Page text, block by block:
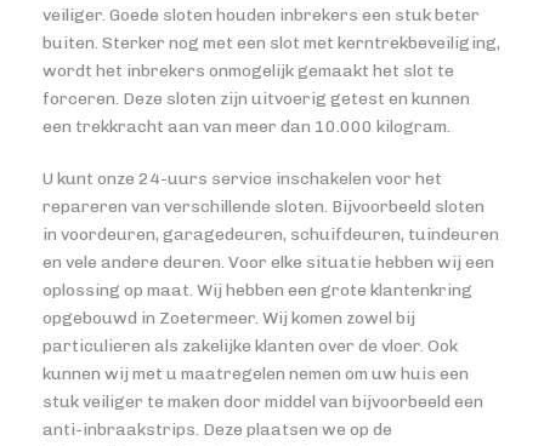
veiliger. Goede sloten houden inbrekers een stuk beter
buiten. Sterker nog met een slot met kerntrekbeveiliging,
wordt het inbrekers onmogelijk gemaakt het slot te
forceren. Deze sloten zijn uitvoerig getest en kunnen
een trekkracht aan van meer dan 10.000 kilogram.
U kunt onze 24-uurs service inschakelen voor het
repareren van verschillende sloten. Bijvoorbeeld sloten
in voordeuren, garagedeuren, schuifdeuren, tuindeuren
en vele andere deuren. Voor elke situatie hebben wij een
oplossing op maat. Wij hebben een grote klantenkring
opgebouwd in Zoetermeer. Wij komen zowel bij
particulieren als zakelijke klanten over de vloer. Ook
kunnen wij met u maatregelen nemen om uw huis een
stuk veiliger te maken door middel van bijvoorbeeld een
anti-inbraakstrips. Deze plaatsen we op de